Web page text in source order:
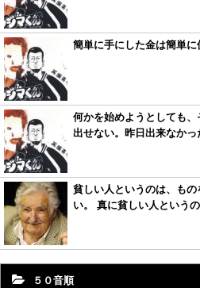
簡単に手にした金は簡単に
何かを始めようとしても
出せない。昨日出来なか
貧しい人というのは、も
い。 真に貧しい人という
５０音順